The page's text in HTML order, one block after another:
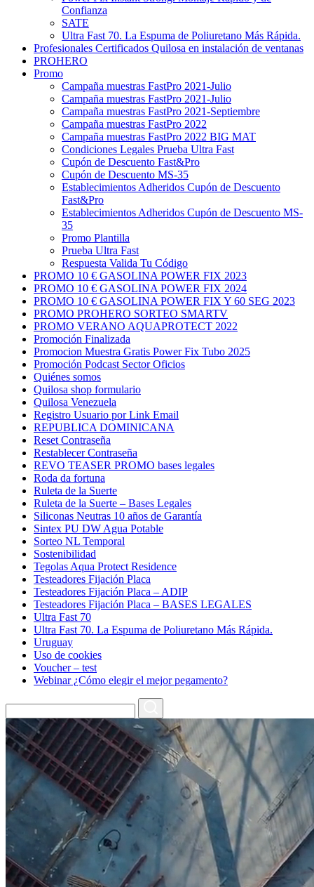
Confianza
SATE
Ultra Fast 70. La Espuma de Poliuretano Más Rápida.
Profesionales Certificados Quilosa en instalación de ventanas
PROHERO
Promo
Campaña muestras FastPro 2021-Julio
Campaña muestras FastPro 2021-Julio
Campaña muestras FastPro 2021-Septiembre
Campaña muestras FastPro 2022
Campaña muestras FastPro 2022 BIG MAT
Condiciones Legales Prueba Ultra Fast
Cupón de Descuento Fast&Pro
Cupón de Descuento MS-35
Establecimientos Adheridos Cupón de Descuento
Fast&Pro
Establecimientos Adheridos Cupón de Descuento MS-
35
Promo Plantilla
Prueba Ultra Fast
Respuesta Valida Tu Código
PROMO 10 € GASOLINA POWER FIX 2023
PROMO 10 € GASOLINA POWER FIX 2024
PROMO 10 € GASOLINA POWER FIX Y 60 SEG 2023
PROMO PROHERO SORTEO SMARTV
PROMO VERANO AQUAPROTECT 2022
Promoción Finalizada
Promocion Muestra Gratis Power Fix Tubo 2025
Promoción Podcast Sector Oficios
Quiénes somos
Quilosa shop formulario
Quilosa Venezuela
Registro Usuario por Link Email
REPUBLICA DOMINICANA
Reset Contraseña
Restablecer Contraseña
REVO TEASER PROMO bases legales
Roda da fortuna
Ruleta de la Suerte
Ruleta de la Suerte – Bases Legales
Siliconas Neutras 10 años de Garantía
Sintex PU DW Agua Potable
Sorteo NL Temporal
Sostenibilidad
Tegolas Aqua Protect Residence
Testeadores Fijación Placa
Testeadores Fijación Placa – ADIP
Testeadores Fijación Placa – BASES LEGALES
Ultra Fast 70
Ultra Fast 70. La Espuma de Poliuretano Más Rápida.
Uruguay
Uso de cookies
Voucher – test
Webinar ¿Cómo elegir el mejor pegamento?